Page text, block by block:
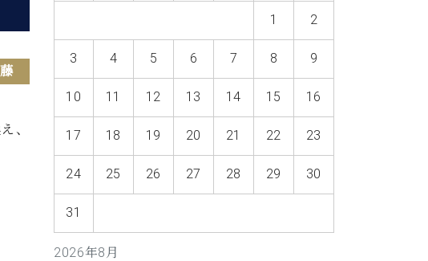
本社：八王子・技術営業センター
ベヒシュタイン・サロン会員
ベヒシュタイン・ジャパンブログ
、
2026年8月
1 2
3 4 5 6 7 8 9
10 11 12 13 14 15 16
17 18 19 20 21 22 23
24 25 26 27 28 29 30
31